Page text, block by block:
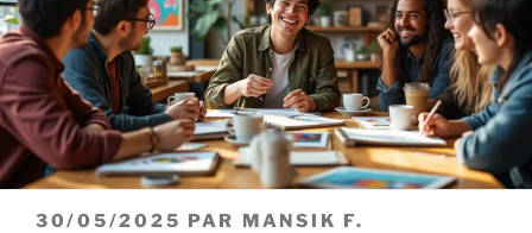
PUBLIÉ
30/05/2025 PAR MANSIK F.